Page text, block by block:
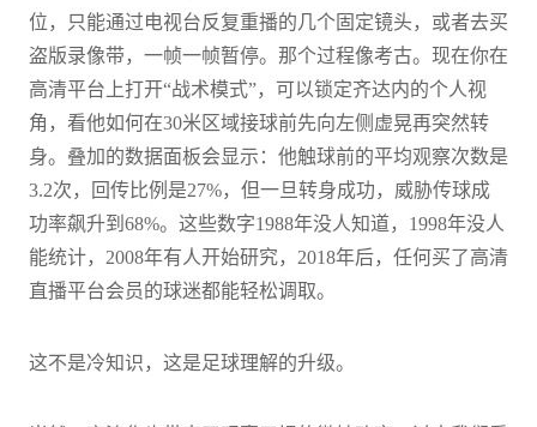
位，只能通过电视台反复重播的几个固定镜头，或者去买
盗版录像带，一帧一帧暂停。那个过程像考古。现在你在
高清平台上打开“战术模式”，可以锁定齐达内的个人视
角，看他如何在30米区域接球前先向左侧虚晃再突然转
身。叠加的数据面板会显示：他触球前的平均观察次数是
3.2次，回传比例是27%，但一旦转身成功，威胁传球成
功率飙升到68%。这些数字1988年没人知道，1998年没人
能统计，2008年有人开始研究，2018年后，任何买了高清
直播平台会员的球迷都能轻松调取。
这不是冷知识，这是足球理解的升级。